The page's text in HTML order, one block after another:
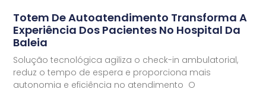
Totem De Autoatendimento Transforma A
Experiência Dos Pacientes No Hospital Da
Baleia
Solução tecnológica agiliza o check-in ambulatorial,
reduz o tempo de espera e proporciona mais
autonomia e eficiência no atendimento O